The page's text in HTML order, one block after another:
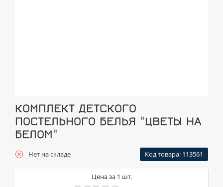
КОМПЛЕКТ ДЕТСКОГО
ПОСТЕЛЬНОГО БЕЛЬЯ "ЦВЕТЫ НА
БЕЛОМ"
Нет на складе Код товара: 113561
Цена за 1 шт.